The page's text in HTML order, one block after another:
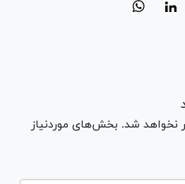
نخواهد شد. بخش‌های موردنیاز